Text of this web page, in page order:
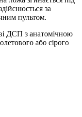
за
пультом.
ДСП з анатомічною
або сірого